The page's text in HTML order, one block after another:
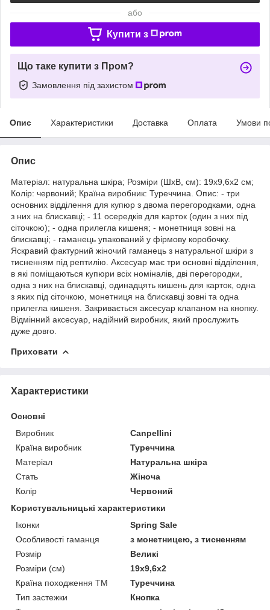
або
Купити з
Що таке купити з Пром?
Замовлення під захистом
Опис Характеристики Доставка Оплата Умови
Опис
Матеріал: натуральна шкіра; Розміри (ШхВ, см): 19х9,6х2 см;
Колір: червоний; Країна виробник: Туреччина. Опис: - три
основних відділення для купюр з двома перегородками, одна
з них на блискавці; - 11 осередків для карток (один з них під
сіточкою); - одна прилегла кишеня; - монетниця зовні на
блискавці; - гаманець упакований у фірмову коробочку.
Яскравий фактурний жіночий гаманець з натуральної шкіри з
тисненням під рептилію. Аксесуар має три основні відділення,
в які поміщаються купюри всіх номіналів, дві перегородки,
одна з них на блискавці, одинадцять кишень для карток, одна
з яких під сіточкою, монетниця на блискавці зовні та одна
прилегла кишеня. Закривається аксесуар клапаном на кнопку.
Відмінний аксесуар, надійний виробник, який прослужить
дуже довго.
Приховати
Характеристики
Основні
Виробник
Canpellini
Країна виробник
Туреччина
Матеріал
Натуральна шкіра
Стать
Жіноча
Колір
Червоний
Користувальницькі характеристики
Іконки
Spring Sale
Особливості гаманця
з монетницею, з тисненням
Розмір
Великі
Розміри (см)
19х9,6х2
Країна походження ТМ
Туреччина
Тип застежки
Кнопка